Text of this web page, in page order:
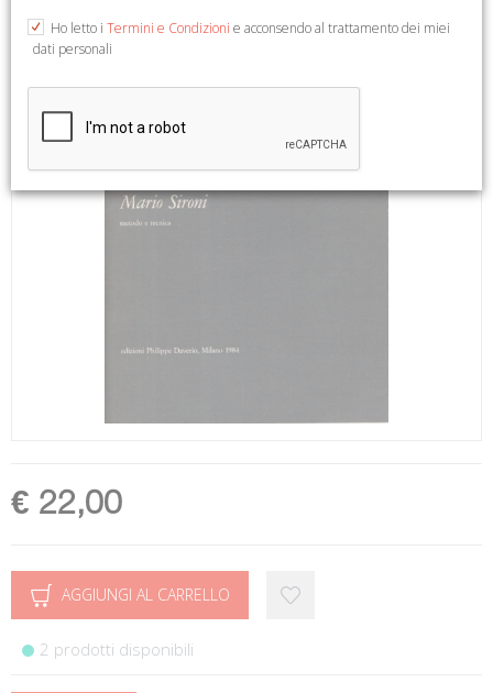
€ 22,00
AGGIUNGI AL CARRELLO
2 prodotti disponibili
Ho letto i Termini e Condizioni e acconsendo al trattamento dei miei
dati personali